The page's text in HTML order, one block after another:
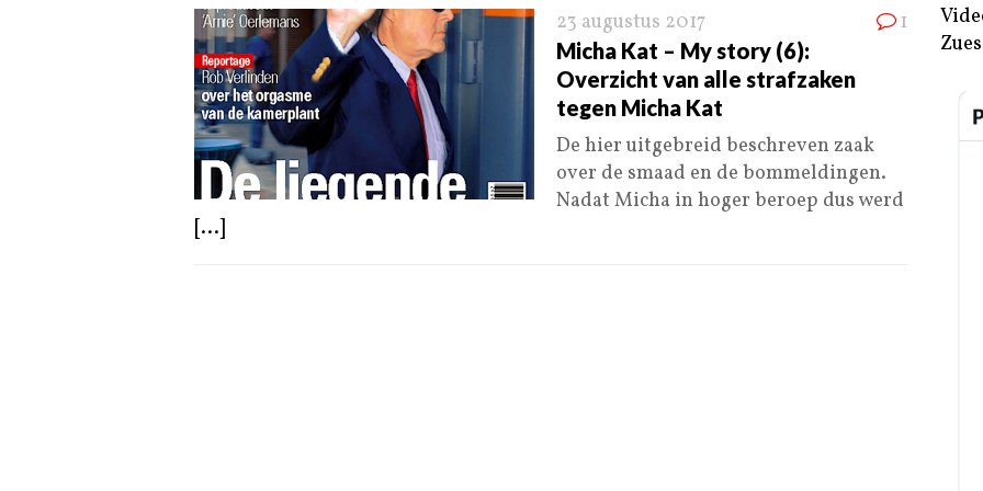
23 augustus 2017 1
Micha Kat – My story (6):
Overzicht van alle strafzaken
tegen Micha Kat
De hier uitgebreid beschreven zaak
over de smaad en de bommeldingen.
Nadat Micha in hoger beroep dus werd
[...]